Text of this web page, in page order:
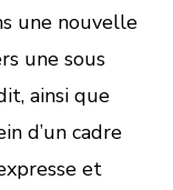
une nouvelle
une sous
ainsi que
d’un cadre
et